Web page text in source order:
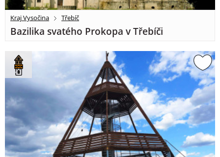
Kraj Vysočina Třebíč
Bazilika svatého Prokopa v Třebíči